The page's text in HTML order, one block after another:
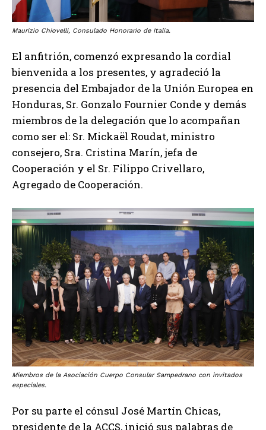
Maurizio Chiovelli, Consulado Honorario de Italia.
El anfitrión, comenzó expresando la cordial
bienvenida a los presentes, y agradeció la
presencia del Embajador de la Unión Europea en
Honduras, Sr. Gonzalo Fournier Conde y demás
miembros de la delegación que lo acompañan
como ser el: Sr. Mickaël Roudat, ministro
consejero, Sra. Cristina Marín, jefa de
Cooperación y el Sr. Filippo Crivellaro,
Agregado de Cooperación.
Miembros de la Asociación Cuerpo Consular Sampedrano con invitados
especiales.
Por su parte el cónsul José Martín Chicas,
presidente de la ACCS, inició sus palabras de